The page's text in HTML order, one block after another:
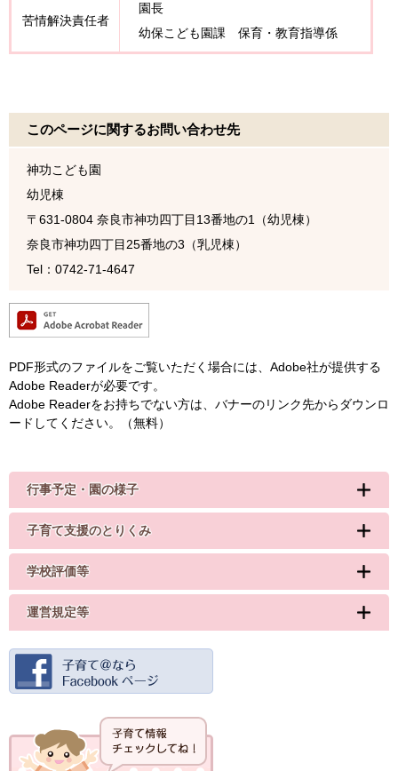
苦情解決責任者
園長
幼保こども園課 保育・教育指導係
このページに関するお問い合わせ先
神功こども園
幼児棟
〒631-0804 奈良市神功四丁目13番地の1（幼児棟）
奈良市神功四丁目25番地の3（乳児棟）
Tel：0742-71-4647
PDF形式のファイルをご覧いただく場合には、Adobe社が提供する
Adobe Readerが必要です。
Adobe Readerをお持ちでない方は、バナーのリンク先からダウンロ
ードしてください。（無料）
行事予定・園の様子
子育て支援のとりくみ
学校評価等
運営規定等